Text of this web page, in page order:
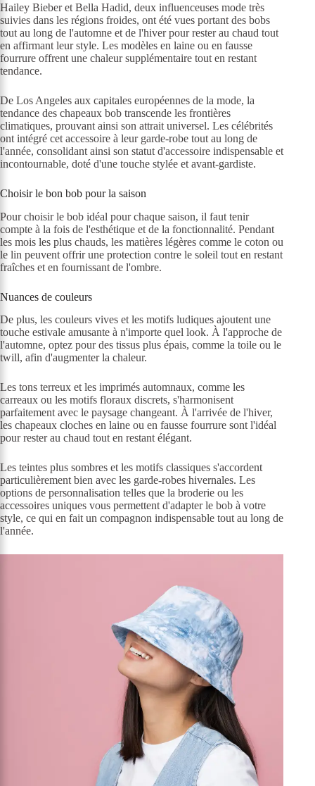
Hailey Bieber et Bella Hadid, deux influenceuses mode très
suivies dans les régions froides, ont été vues portant des bobs
tout au long de l'automne et de l'hiver pour rester au chaud tout
en affirmant leur style. Les modèles en laine ou en fausse
fourrure offrent une chaleur supplémentaire tout en restant
tendance.
De Los Angeles aux capitales européennes de la mode, la
tendance des chapeaux bob transcende les frontières
climatiques, prouvant ainsi son attrait universel. Les célébrités
ont intégré cet accessoire à leur garde-robe tout au long de
l'année, consolidant ainsi son statut d'accessoire indispensable et
incontournable, doté d'une touche stylée et avant-gardiste.
Choisir le bon bob pour la saison
Pour choisir le bob idéal pour chaque saison, il faut tenir
compte à la fois de l'esthétique et de la fonctionnalité. Pendant
les mois les plus chauds, les matières légères comme le coton ou
le lin peuvent offrir une protection contre le soleil tout en restant
fraîches et en fournissant de l'ombre.
Nuances de couleurs
De plus, les couleurs vives et les motifs ludiques ajoutent une
touche estivale amusante à n'importe quel look. À l'approche de
l'automne, optez pour des tissus plus épais, comme la toile ou le
twill, afin d'augmenter la chaleur.
Les tons terreux et les imprimés automnaux, comme les
carreaux ou les motifs floraux discrets, s'harmonisent
parfaitement avec le paysage changeant. À l'arrivée de l'hiver,
les chapeaux cloches en laine ou en fausse fourrure sont l'idéal
pour rester au chaud tout en restant élégant.
Les teintes plus sombres et les motifs classiques s'accordent
particulièrement bien avec les garde-robes hivernales. Les
options de personnalisation telles que la broderie ou les
accessoires uniques vous permettent d'adapter le bob à votre
style, ce qui en fait un compagnon indispensable tout au long de
l'année.